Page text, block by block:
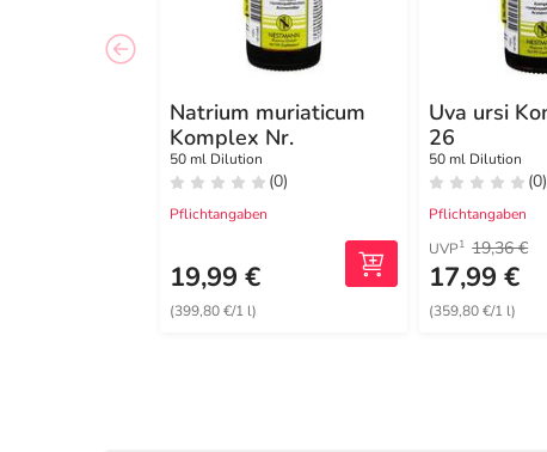
Natrium muriaticum
Komplex Nr.
50 ml Dilution
(0)
Pflichtangaben
19,99 €
(399,80 €/1 l)
Uva ursi
26
50 ml Dilution
(0)
Pflichtangaben
UVP1 19,36 €
17,99 €
(359,80 €/1 l)